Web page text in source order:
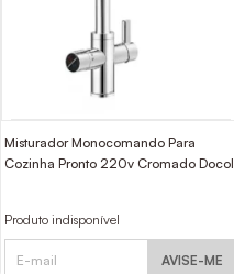
Misturador Monocomando Para
Cozinha Pronto 220v Cromado Docol
Produto indisponível
AVISE-ME